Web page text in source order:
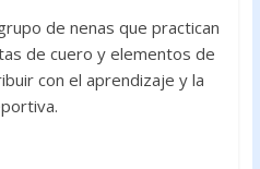
de nenas que practican
de cuero y elementos de
con el aprendizaje y la